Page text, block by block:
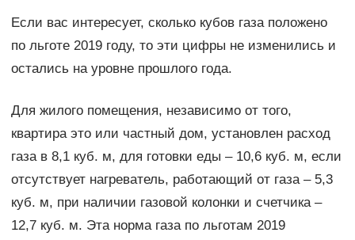
Если вас интересует, сколько кубов газа положено
по льготе 2019 году, то эти цифры не изменились и
остались на уровне прошлого года.
Для жилого помещения, независимо от того,
квартира это или частный дом, установлен расход
газа в 8,1 куб. м, для готовки еды – 10,6 куб. м, если
отсутствует нагреватель, работающий от газа – 5,3
куб. м, при наличии газовой колонки и счетчика –
12,7 куб. м. Эта норма газа по льготам 2019